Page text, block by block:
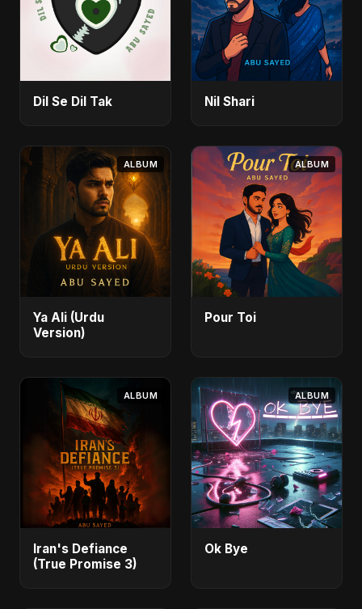
Dil Se Dil Tak Nil Shari
ALBUM
Ya Ali (Urdu
Version)
ALBUM
Pour Toi
ALBUM
Iran's Defiance
(True Promise 3)
ALBUM
Ok Bye